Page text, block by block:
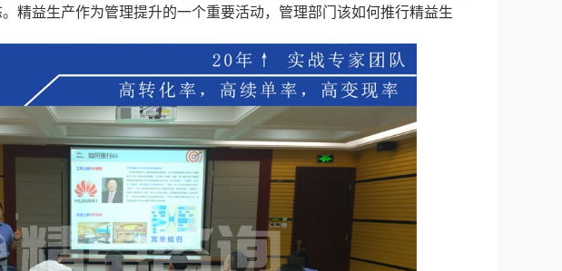
精益生产作为管理提升的一个重要活动，管理部门该如何推行精益生